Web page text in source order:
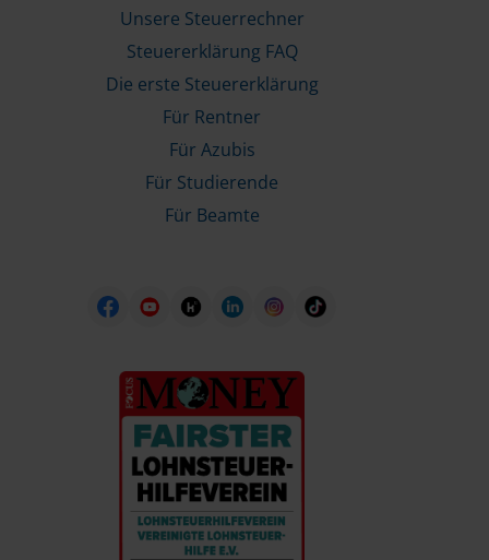
Unsere Steuerrechner
Steuererklärung FAQ
Die erste Steuererklärung
Für Rentner
Für Azubis
Für Studierende
Für Beamte